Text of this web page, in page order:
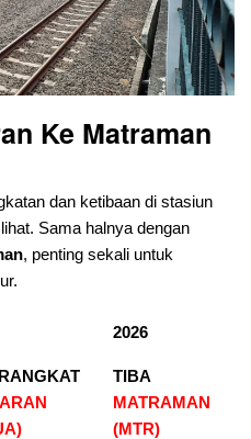
Ke Matraman
dan ketibaan di stasiun
Sama halnya dengan
, penting sekali untuk
2026
TIBA
MATRAMAN
(MTR)